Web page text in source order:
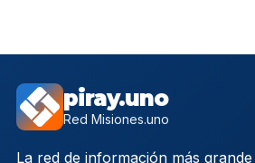
piray.uno
Red Misiones.uno
La red de información más